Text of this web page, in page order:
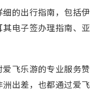
的出行指南，包括伊
电子签办理指南、亚
飞乐游的专业服务赞
出差，也都通过爱飞